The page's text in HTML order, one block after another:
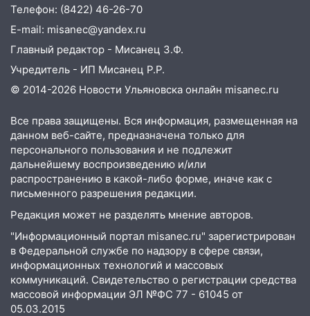
на 8 августа — кому повезет с
деньгами, а кого ждет неожиданная
встреча
04:47 В Ульяновской области объявили
ракетную опасность: звучат сирены
20:40 Ульяновские аграрии смогут
купить тракторы с отсрочкой платежа
до декабря
19:34 В следственном управлении
состоялось торжественное
мероприятие, приуроченное к
празднованию Дня сотрудника органов
следствия Российской Федерации
19:30 Ульяновцев приглашают
поддержать «Симбирскую чебурашку»
на фестивале «ФормАРТ»
Телефон: (8422) 46-26-70
E-mail: misanec@yandex.ru
Главный редактор - Мисанец З.Ф.
Учредитель - ИП Мисанец Р.Р.
© 2014-2026 Новости Ульяновска онлайн misanec.ru
Все права защищены. Вся информация, размещенная на
данном веб-сайте, предназначена только для
персонального пользования и не подлежит
дальнейшему воспроизведению и/или
распространению в какой-либо форме, иначе как с
письменного разрешения редакции.
Редакция может не разделять мнение авторов.
"Информационный портал misanec.ru" зарегистрирован
в Федеральной службе по надзору в сфере связи,
информационных технологий и массовых
коммуникаций. Свидетельство о регистрации средства
массовой информации ЭЛ №ФС 77 - 61045 от
05.03.2015